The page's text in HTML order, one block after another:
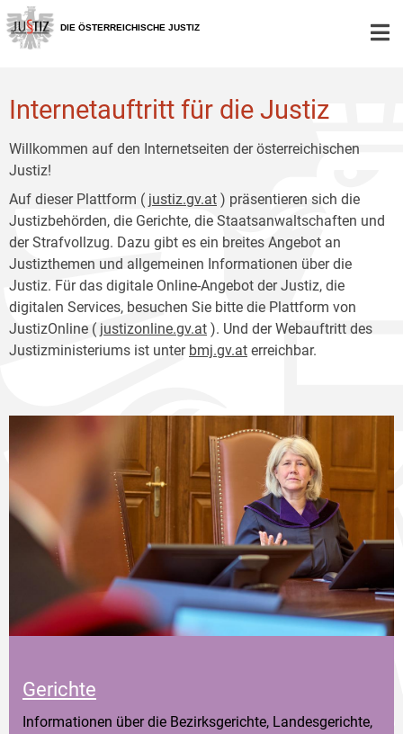
Zur
Hauptnavigation
[1]
Zum
Inhalt
[2]
DIE ÖSTERREICHISCHE JUSTIZ
Internetauftritt für die Justiz
Willkommen auf den Internetseiten der österreichischen
Justiz!
Auf dieser Plattform ( justiz.gv.at ) präsentieren sich die
Justizbehörden, die Gerichte, die Staatsanwaltschaften und
der Strafvollzug. Dazu gibt es ein breites Angebot an
Justizthemen und allgemeinen Informationen über die
Justiz. Für das digitale Online-Angebot der Justiz, die
digitalen Services, besuchen Sie bitte die Plattform von
JustizOnline ( justizonline.gv.at ). Und der Webauftritt des
Justizministeriums ist unter bmj.gv.at erreichbar.
Gerichte
Informationen über die Bezirksgerichte, Landesgerichte,